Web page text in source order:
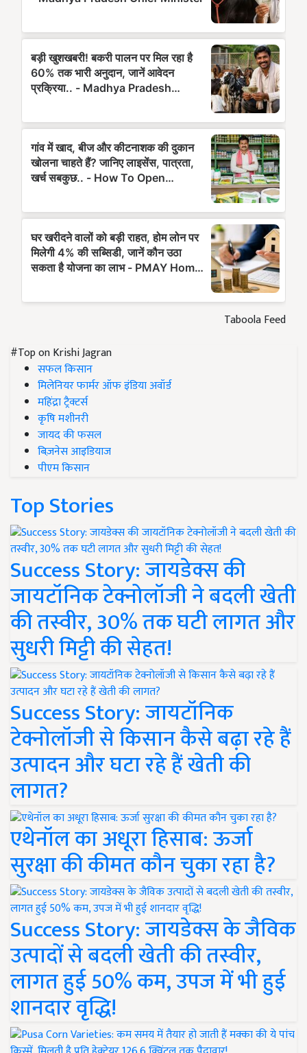
Taboola Feed
#Top on Krishi Jagran
सफल किसान
मिलेनियर फार्मर ऑफ इंडिया अवॉर्ड
महिंद्रा ट्रैक्टर्स
कृषि मशीनरी
जायद की फसल
बिज़नेस आइडियाज
पीएम किसान
Top Stories
Success Story: जायडेक्स की
जायटॉनिक टेक्नोलॉजी ने बदली खेती
की तस्वीर, 30% तक घटी लागत और
सुधरी मिट्टी की सेहत!
Success Story: जायटॉनिक
टेक्नोलॉजी से किसान कैसे बढ़ा रहे हैं
उत्पादन और घटा रहे हैं खेती की
लागत?
एथेनॉल का अधूरा हिसाब: ऊर्जा
सुरक्षा की कीमत कौन चुका रहा है?
Success Story: जायडेक्स के जैविक
उत्पादों से बदली खेती की तस्वीर,
लागत हुई 50% कम, उपज में भी हुई
शानदार वृद्धि!